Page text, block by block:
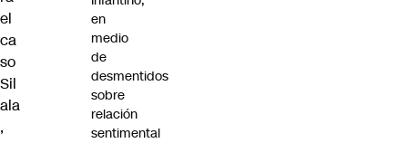
el
ca
so
Sil
ala
,
en
medio
de
desmentidos
sobre
relación
sentimental